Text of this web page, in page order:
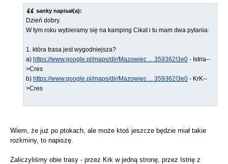
sanky napisał(a):
Dzień dobry.
W tym roku wybieramy się na kamping Cikat i tu mam dwa pytania:
1. która trasa jest wygodniejsza?
a) https://www.google.pl/maps/dir/Mazowiec ... 359362!3e0 - Istria--
>Cres
b) https://www.google.pl/maps/dir/Mazowiec ... 359362!3e0 - KrK--
>Cres
Wiem, że już po ptokach, ale może ktoś jeszcze będzie miał takie
rozkminy, to napiszę.
Zaliczyliśmy obie trasy - przez Krk w jedną stronę, przez Istrię z